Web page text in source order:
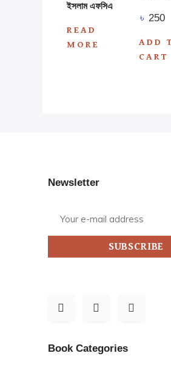
ইসলাম এফসিএ
READ
MORE
৳ 250
ADD
CART
Newsletter
SUBSCRIBE
Book Categories